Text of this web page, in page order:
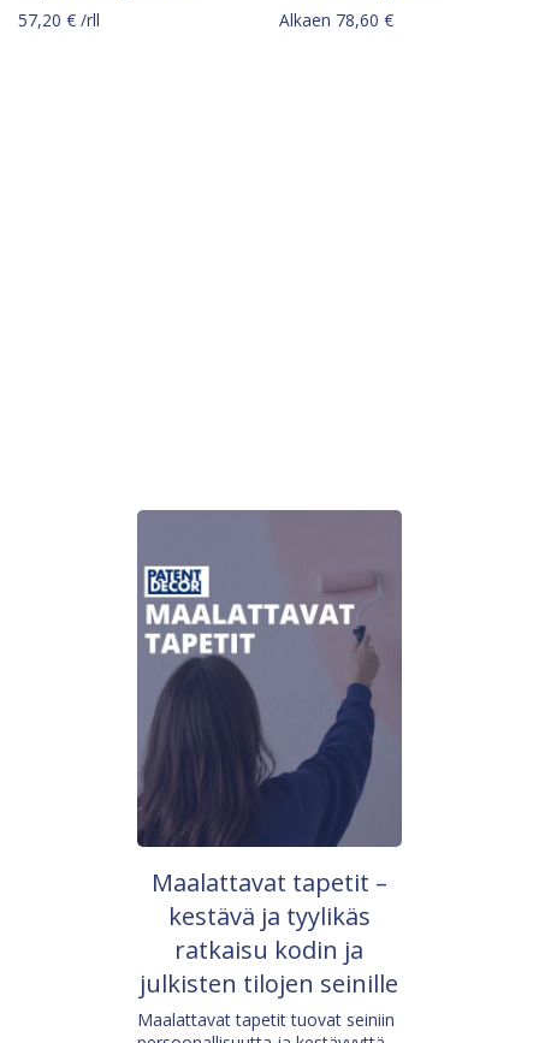
57,20 € /rll Alkaen 78,60€
Maalattavat tapetit –
kestävä ja tyylikäs
ratkaisu kodin ja
julkisten tilojen seinille
Maalattavat tapetit tuovat seiniin